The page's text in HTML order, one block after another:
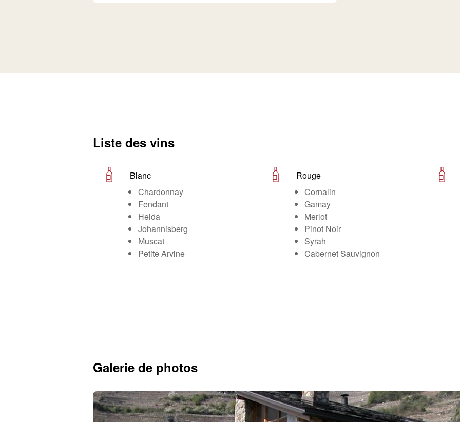
Liste des vins
Blanc
Chardonnay
Fendant
Heida
Johannisberg
Muscat
Petite Arvine
Rouge
Cornalin
Gamay
Merlot
Pinot Noir
Syrah
Cabernet Sauvignon
Galerie de photos